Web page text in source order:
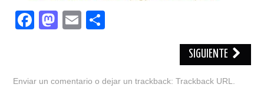
F
e
M
o
E
p
SIGUIENTE
Enviar un comentario o dejar un trackback:Trackback URL